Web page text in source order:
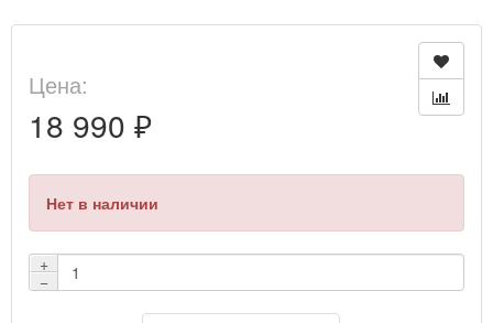
Цена:
18 990 ₽
Нет в наличии
+
−